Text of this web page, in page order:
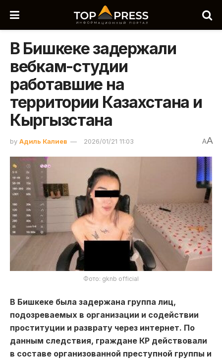
В Бишкеке задержали
вебкам-студии
работавшие на
территории Казахстана и
Кыргызстана
by Адиль Калиев 2026/01/21 11:03 AA
Фото: gknb official
В Бишкеке была задержана группа лиц,
подозреваемых в организации и содействии
проституции и разврату через интернет. По
данным следствия, граждане КР действовали
в составе организованной преступной группы и